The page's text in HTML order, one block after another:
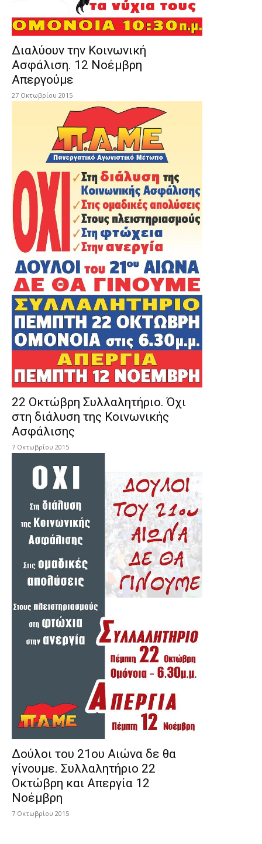
Διαλύουν την Κοινωνική
Ασφάλιση. 12 Νοέμβρη
Απεργούμε
27 Οκτωβρίου 2015
22 Οκτώβρη Συλλαλητήριο. Όχι
στη διάλυση της Κοινωνικής
Ασφάλισης
7 Οκτωβρίου 2015
Δούλοι του 21ου Αιώνα δε θα
γίνουμε. Συλλαλητήριο 22
Οκτώβρη και Απεργία 12
Νοέμβρη
7 Οκτωβρίου 2015